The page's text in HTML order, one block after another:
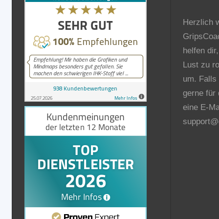
Herzlich
helfen
Lust zu
um. Falls
gerne für
eine E-